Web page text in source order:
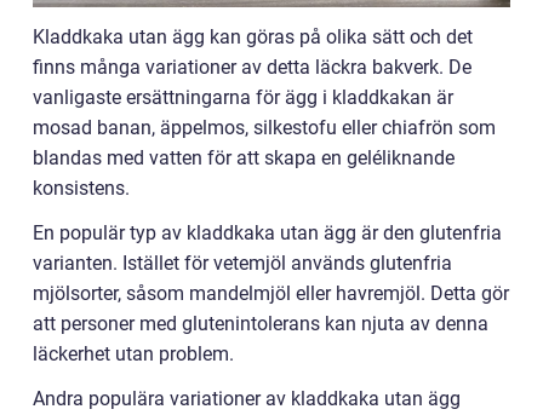
Kladdkaka utan ägg kan göras på olika sätt och det
finns många variationer av detta läckra bakverk. De
vanligaste ersättningarna för ägg i kladdkakan är
mosad banan, äppelmos, silkestofu eller chiafrön som
blandas med vatten för att skapa en geléliknande
konsistens.
En populär typ av kladdkaka utan ägg är den glutenfria
varianten. Istället för vetemjöl används glutenfria
mjölsorter, såsom mandelmjöl eller havremjöl. Detta gör
att personer med glutenintolerans kan njuta av denna
läckerhet utan problem.
Andra populära variationer av kladdkaka utan ägg